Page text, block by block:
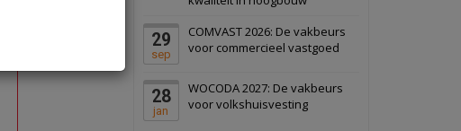
29
sep
COMVAST 2026: De vakbeurs
voor commercieel vastgoed
28
jan
WOCODA 2027: De vakbeurs
voor volkshuisvesting
Schiedam
22 september 2026 Attractiepark
Bekijk
Oranje
28 september 2026